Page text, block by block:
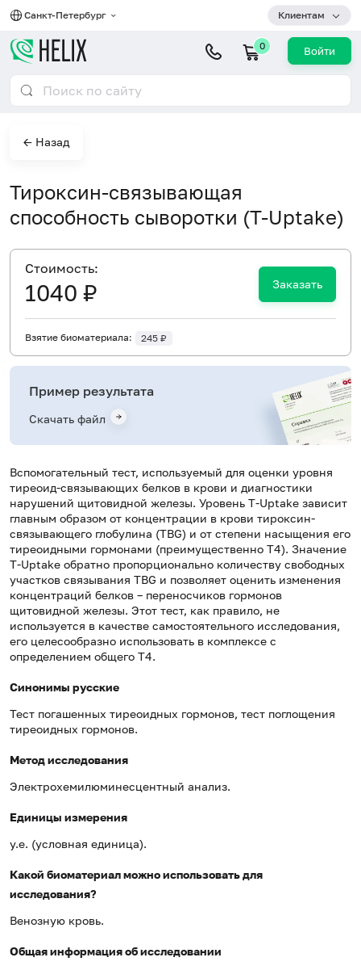
Санкт-Петербург Клиентам
0 Войти
← Назад
Тироксин-связывающая
способность сыворотки (T-Uptake)
Вспомогательный тест, используемый для оценки уровня
тиреоид-связывающих белков в крови и диагностики
нарушений щитовидной железы. Уровень T-Uptake зависит
главным образом от концентрации в крови тироксин-
связывающего глобулина (TBG) и от степени насыщения его
тиреоидными гормонами (преимущественно Т4). Значение
T-Uptake обратно пропорционально количеству свободных
участков связывания TBG и позволяет оценить изменения
концентраций белков – переносчиков гормонов
щитовидной железы. Этот тест, как правило, не
используется в качестве самостоятельного исследования,
его целесообразно использовать в комплексе с
определением общего Т4.
Синонимы русские
Тест погашенных тиреоидных гормонов, тест поглощения
тиреоидных гормонов.
Метод исследования
Электрохемилюминесцентный анализ.
Единицы измерения
у.е. (условная единица).
Какой биоматериал можно использовать для
исследования?
Венозную кровь.
Общая информация об исследовании
Cтоимость:
1040 ₽ Заказать
Взятие биоматериала: 245 ₽
Пример результата
Скачать файл